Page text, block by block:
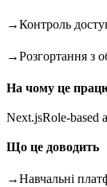
→Контроль
→Розгортання з
На чому це
Next.jsRole-based
Що це доводить
→Навчальні